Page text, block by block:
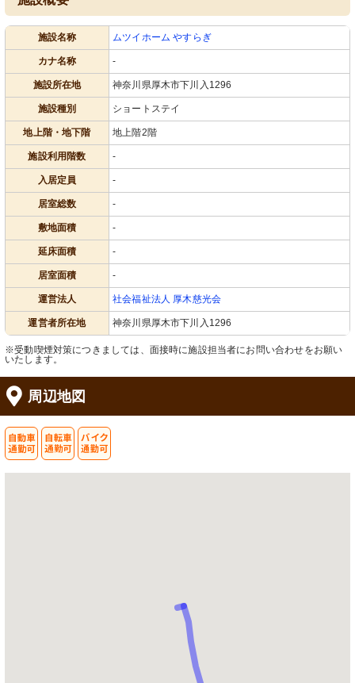
施設名称 ムツイホーム やすらぎ
カナ名称 -
施設所在地 神奈川県厚木市下川入1296
施設種別 ショートステイ
地上階・地下階 地上階2階
施設利用階数 -
入居定員 -
居室総数 -
敷地面積 -
延床面積 -
居室面積 -
運営法人 社会福祉法人 厚木慈光会
運営者所在地 神奈川県厚木市下川入1296
※受動喫煙対策につきましては、面接時に施設担当者にお問い合わせをお願い
いたします。
周辺地図